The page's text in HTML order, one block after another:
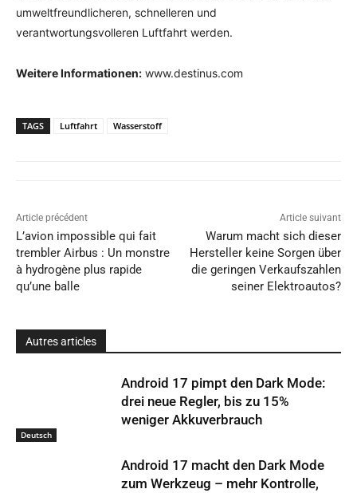
umweltfreundlicheren, schnelleren und
verantwortungsvolleren Luftfahrt werden.
Weitere Informationen: www.destinus.com
TAGS Luftfahrt Wasserstoff
Article précédent
L’avion impossible qui fait
trembler Airbus : Un monstre
à hydrogène plus rapide
qu’une balle
Article suivant
Warum macht sich dieser
Hersteller keine Sorgen über
die geringen Verkaufszahlen
seiner Elektroautos?
Autres articles
Deutsch
Android 17 pimpt den Dark Mode:
drei neue Regler, bis zu 15%
weniger Akkuverbrauch
Android 17 macht den Dark Mode
zum Werkzeug – mehr Kontrolle,